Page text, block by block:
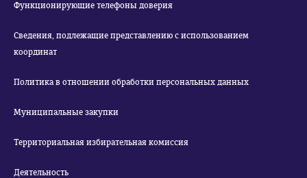
Функционирующие телефоны доверия
Сведения, подлежащие представлению с использованием
координат
Политика в отношении обработки персональных данных
Муниципальные закупки
Территориальная избирательная комиссия
Деятельность